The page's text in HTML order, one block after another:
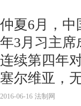
仲夏6月，
年3月习主席
连续第四年
塞尔维亚，
2016-06-16 法制网